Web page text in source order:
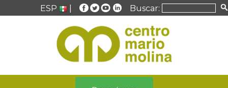
ESP Buscar: